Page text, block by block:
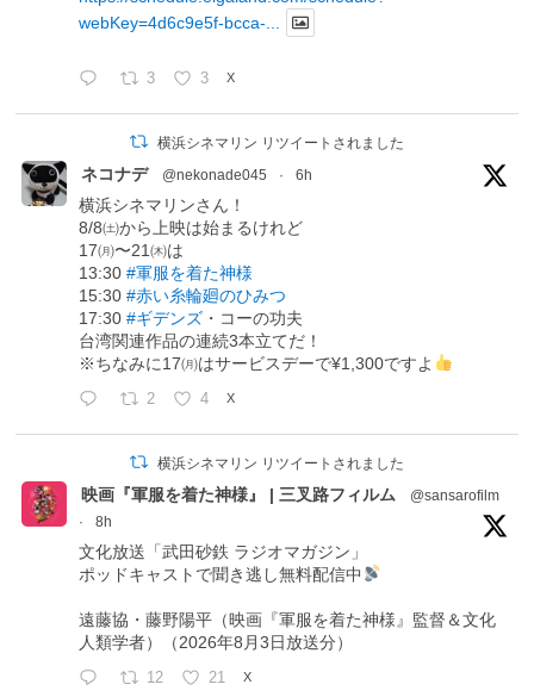
webKey=4d6c9e5f-bcca-...
3 3 X
横浜シネマリン リツイートされました
ネコナデ @nekonade045 · 6h
横浜シネマリンさん！
8/8㈯から上映は始まるけれど
17㈪〜21㈭は
13:30#軍服を着た神様
15:30#赤い糸輪廻のひみつ
17:30#ギデンズ ・コーの功夫
台湾関連作品の連続3本立てだ！
※ちなみに17㈪はサービスデーで¥1,300ですよ
2 4 X
横浜シネマリン リツイートされました
映画『軍服を着た神様』 | 三叉路フィルム
@sansarofilm
·
8h
文化放送「武田砂鉄 ラジオマガジン」
ポッドキャストで聞き逃し無料配信中
遠藤協・藤野陽平（映画『軍服を着た神様』監督＆文化
人類学者）（2026年8月3日放送分）
12 21 X